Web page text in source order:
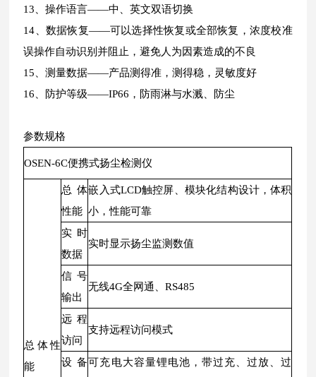
13、操作语言——中、英文双语切换
14、数据恢复——可以选择性恢复或全部恢复，浓度校准
误操作自动识别并阻止，避免人为因素造成的不良
15、测量数据——产品测得准，测得稳，灵敏度好
16、防护等级——IP66，防雨淋与水溅、防尘
参数规格
OSEN-6C便携式扬尘检测仪
总体性
能
总体
性能
嵌入式LCD触控屏、模块化结构设计，体积
小，性能可靠
实时
数据
实时显示扬尘监测数值
信号
输出
无线4G全网通、RS485
远程
访问
支持远程访问模式
设备可充电大容量锂电池，带过充、过放、过